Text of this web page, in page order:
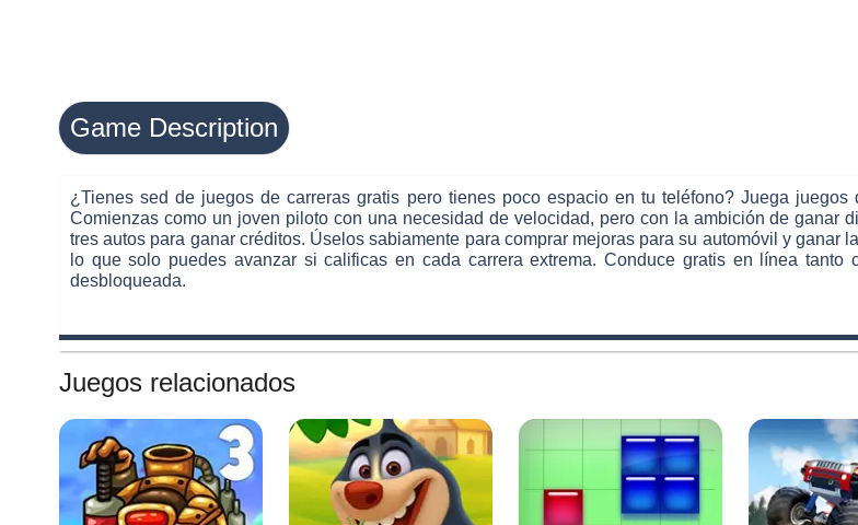
Game Description
¿Tienes sed de juegos de carreras gratis pero tienes poco espacio en tu teléfono? Juega
Comienzas como un joven piloto con una necesidad de velocidad, pero con la ambición de ganar
tres autos para ganar créditos. Úselos sabiamente para comprar mejoras para su automóvil y
lo que solo puedes avanzar si calificas en cada carrera extrema. Conduce gratis en línea
desbloqueada.
Juegos relacionados